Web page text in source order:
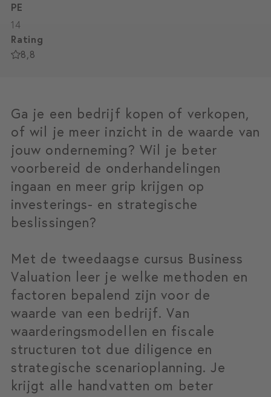
PE
14
Rating
8,8
Ga je een bedrijf kopen of verkopen,
of wil je meer inzicht in de waarde van
jouw onderneming? Wil je beter
voorbereid de onderhandelingen
ingaan en meer grip krijgen op
investerings- en strategische
beslissingen?
Met de tweedaagse cursus Business
Valuation leer je welke methoden en
factoren bepalend zijn voor de
waarde van een bedrijf. Van
waarderingsmodellen en fiscale
structuren tot due diligence en
strategische scenarioplanning. Je
krijgt alle handvatten om beter